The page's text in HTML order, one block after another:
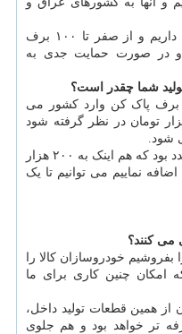
ما امروز دانش تولید این محصول را داریم و از صفر تا ۱۰۰ برف
و در صورت حمایت جدی به
تولید شما چقدر است؟
۱۸ میلیون تیغه برف پاک کن وارد کشور می
که اگر میانگین قیمت آنها ۳۰ هزار تومان در نظر گرفته شود
شود.
میزان تولید ما در یک فصل ۵۰ هزار عدد بود که هم اینک به ۲۰۰ هزار
نماییم می توانیم تا یک
می کنند؟
خودروسازان کالا را
امکان چنین کاری برای ما
همین قطعات تولید داخل،
تر خواهد بود و هم جلوی